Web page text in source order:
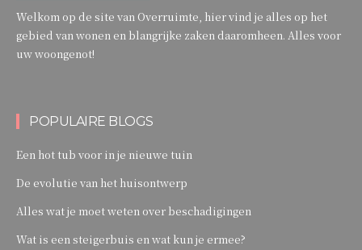
Welkom op de site van Overruimte, hier vind je alles op het
gebied van wonen en blangrijke zaken daaromheen. Alles voor
uw woongenot!
POPULAIRE BLOGS
Een hot tub voor in je nieuwe tuin
De evolutie van het huisontwerp
Alles wat je moet weten over beschadigingen
Wat is een steigerbuis en wat kun je ermee?